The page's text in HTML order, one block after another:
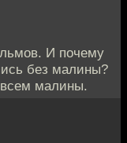
И почему
без малины?
малины.